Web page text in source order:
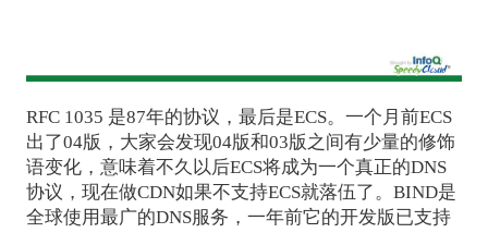
RFC 1035 是87年的协议，最后是ECS。一个月前ECS
出了04版，大家会发现04版和03版之间有少量的修饰
语变化，意味着不久以后ECS将成为一个真正的DNS
协议，现在做CDN如果不支持ECS就落伍了。BIND是
全球使用最广的DNS服务，一年前它的开发版已支持